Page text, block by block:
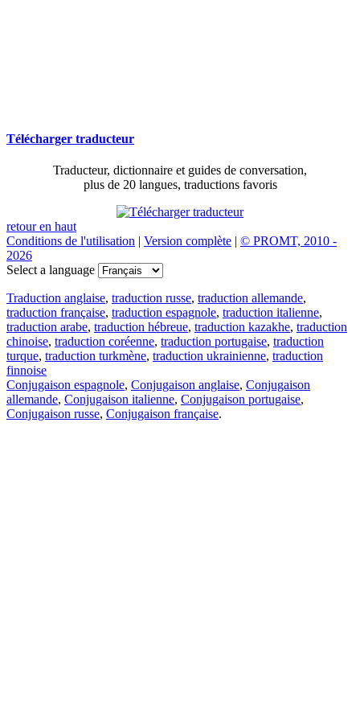
Télécharger traducteur
Traducteur, dictionnaire et guides de conversation,
plus de 20 langues, traductions favoris
retour en haut
Conditions de l'utilisation | Version complète | © PROMT, 2010 -
2026
Select a language
Traduction anglaise, traduction russe, traduction allemande,
traduction française, traduction espagnole, traduction italienne,
traduction arabe, traduction hébreue, traduction kazakhe, traduction
chinoise, traduction coréenne, traduction portugaise, traduction
turque, traduction turkmène, traduction ukrainienne, traduction
finnoise
Conjugaison espagnole, Conjugaison anglaise, Conjugaison
allemande, Conjugaison italienne, Conjugaison portugaise,
Conjugaison russe, Conjugaison française.